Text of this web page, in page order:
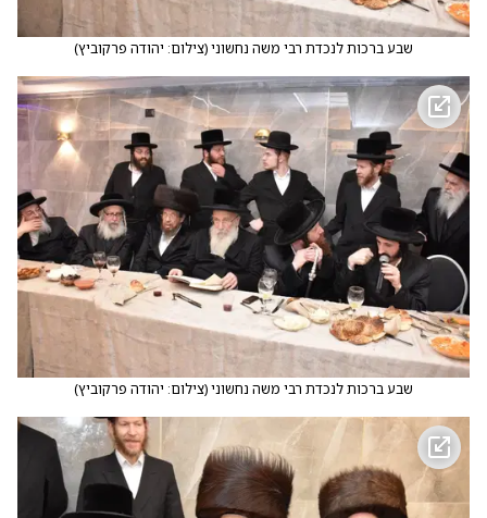
שבע ברכות לנכדת רבי משה נחשוני(צילום: יהודה פרקוביץ)
שבע ברכות לנכדת רבי משה נחשוני(צילום: יהודה פרקוביץ)